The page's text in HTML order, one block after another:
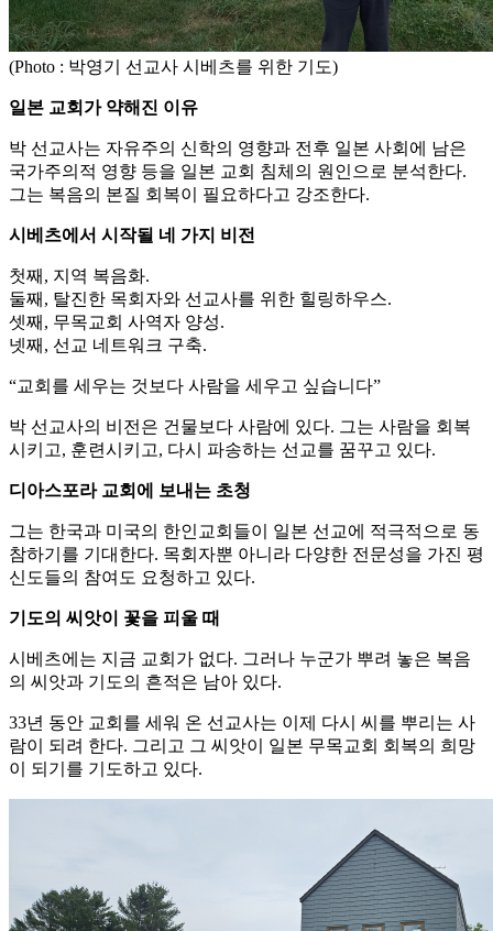
(Photo : 박영기 선교사 시베츠를 위한 기도)
일본 교회가 약해진 이유
박 선교사는 자유주의 신학의 영향과 전후 일본 사회에 남은
국가주의적 영향 등을 일본 교회 침체의 원인으로 분석한다.
그는 복음의 본질 회복이 필요하다고 강조한다.
시베츠에서 시작될 네 가지 비전
첫째, 지역 복음화.
둘째, 탈진한 목회자와 선교사를 위한 힐링하우스.
셋째, 무목교회 사역자 양성.
넷째, 선교 네트워크 구축.
“교회를 세우는 것보다 사람을 세우고 싶습니다”
박 선교사의 비전은 건물보다 사람에 있다. 그는 사람을 회복
시키고, 훈련시키고, 다시 파송하는 선교를 꿈꾸고 있다.
디아스포라 교회에 보내는 초청
그는 한국과 미국의 한인교회들이 일본 선교에 적극적으로 동
참하기를 기대한다. 목회자뿐 아니라 다양한 전문성을 가진 평
신도들의 참여도 요청하고 있다.
기도의 씨앗이 꽃을 피울 때
시베츠에는 지금 교회가 없다. 그러나 누군가 뿌려 놓은 복음
의 씨앗과 기도의 흔적은 남아 있다.
33년 동안 교회를 세워 온 선교사는 이제 다시 씨를 뿌리는 사
람이 되려 한다. 그리고 그 씨앗이 일본 무목교회 회복의 희망
이 되기를 기도하고 있다.